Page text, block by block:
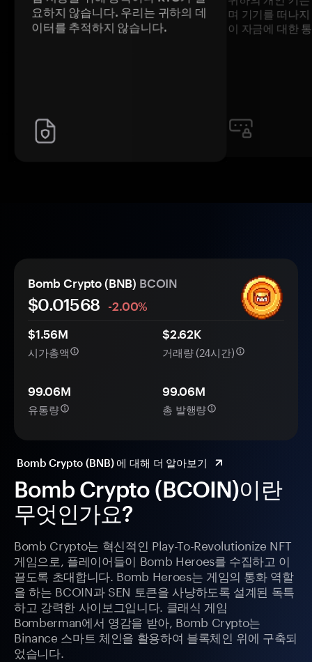
요하지 않습니다. 우리는 귀하의 데
이터를 추적하지 않습니다.
며 기기를 떠나
이 자금에 대한
Bomb Crypto (BCOIN)이란
무엇인가요?
Bomb Crypto는 혁신적인 Play-To-Revolutionize NFT
게임으로, 플레이어들이 Bomb Heroes를 수집하고 이
끌도록 초대합니다. Bomb Heroes는 게임의 통화 역할
을 하는 BCOIN과 SEN 토큰을 사냥하도록 설계된 독특
하고 강력한 사이보그입니다. 클래식 게임
Bomberman에서 영감을 받아, Bomb Crypto는
Binance 스마트 체인을 활용하여 블록체인 위에 구축되
었습니다.
Bomb Crypto (BNB) BCOIN
$0.01568
-2.00%
$1.56M
시가총액
$2.62K
거래량 (24시간)
99.06M
유통량
99.06M
총 발행량
Bomb Crypto (BNB) 에 대해 더 알아보기